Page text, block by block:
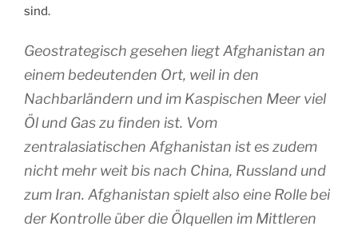
sind.
Geostrategisch gesehen liegt Afghanistan an
einem bedeutenden Ort, weil in den
Nachbarländern und im Kaspischen Meer viel
Öl und Gas zu finden ist. Vom
zentralasiatischen Afghanistan ist es zudem
nicht mehr weit bis nach China, Russland und
zum Iran. Afghanistan spielt also eine Rolle bei
der Kontrolle über die Ölquellen im Mittleren